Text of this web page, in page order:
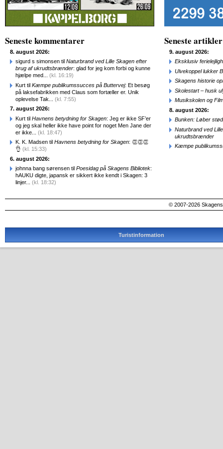
Seneste kommentarer
8. august 2026:
sigurd s simonsen til Naturbrand ved Lille Skagen efter
brug af ukrudtsbrænder: glad for jeg kom forbi og kunne
hjælpe med... (kl. 16:19)
Kurt til Kæmpe publikumssucces på Buttervej: Et besøg
på laksefabrikken med Claus som fortæller er. Unik
oplevelse Tak... (kl. 7:55)
7. august 2026:
Kurt til Havnens betydning for Skagen: Jeg er ikke SF’er
og jeg skal heller ikke have point for noget Men Jane der
er ikke... (kl. 18:47)
K. K. Madsen til Havnens betydning for Skagen: 👏👏👏
👌 (kl. 15:33)
6. august 2026:
johnna bang sørensen til Poesidag på Skagens Bibliotek:
hAUKU digte, japansk er sikkert ikke kendt i Skagen: 3
linjer... (kl. 18:32)
Seneste artikler
9. august 2026:
Eksklusiv
Ulvekoppel lukker
Skagens historie
Skolestart – husk
Musikskolen og
8. august 2026:
Bunken: Løber
Naturbrand ved
ukrudtsbrænder
Kæmpe
© 2007-2026
Turistinformation